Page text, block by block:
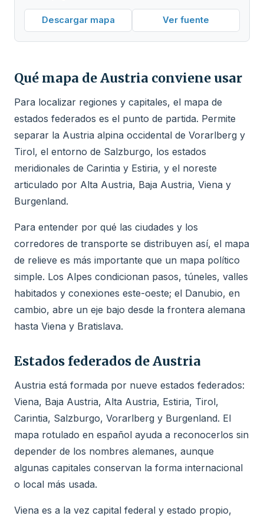
Descargar mapa Ver fuente
Qué mapa de Austria conviene usar
Para localizar regiones y capitales, el mapa de
estados federados es el punto de partida. Permite
separar la Austria alpina occidental de Vorarlberg y
Tirol, el entorno de Salzburgo, los estados
meridionales de Carintia y Estiria, y el noreste
articulado por Alta Austria, Baja Austria, Viena y
Burgenland.
Para entender por qué las ciudades y los
corredores de transporte se distribuyen así, el mapa
de relieve es más importante que un mapa político
simple. Los Alpes condicionan pasos, túneles, valles
habitados y conexiones este-oeste; el Danubio, en
cambio, abre un eje bajo desde la frontera alemana
hasta Viena y Bratislava.
Estados federados de Austria
Austria está formada por nueve estados federados:
Viena, Baja Austria, Alta Austria, Estiria, Tirol,
Carintia, Salzburgo, Vorarlberg y Burgenland. El
mapa rotulado en español ayuda a reconocerlos sin
depender de los nombres alemanes, aunque
algunas capitales conservan la forma internacional
o local más usada.
Viena es a la vez capital federal y estado propio,